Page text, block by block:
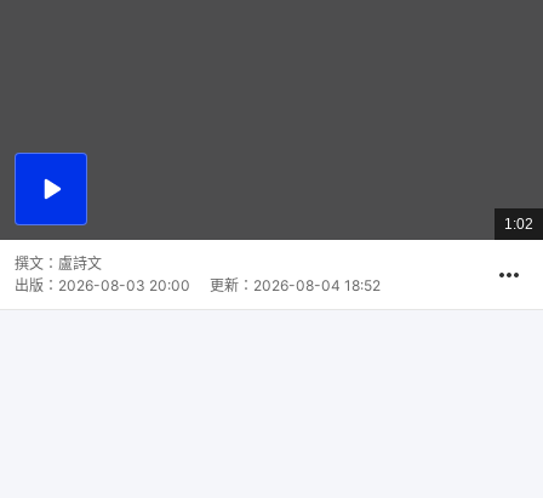
播
總
共
1:02
撰文： 盧詩文
出版： 2026-08-03 20:00 更新： 2026-08-04 18:52